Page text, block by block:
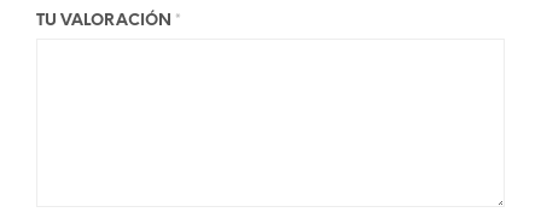
TU VALORACIÓN *